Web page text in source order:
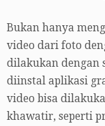
Bukan hanya
video dari foto
dilakukan dengan
diinstal aplikasi
video bisa
khawatir, seperti